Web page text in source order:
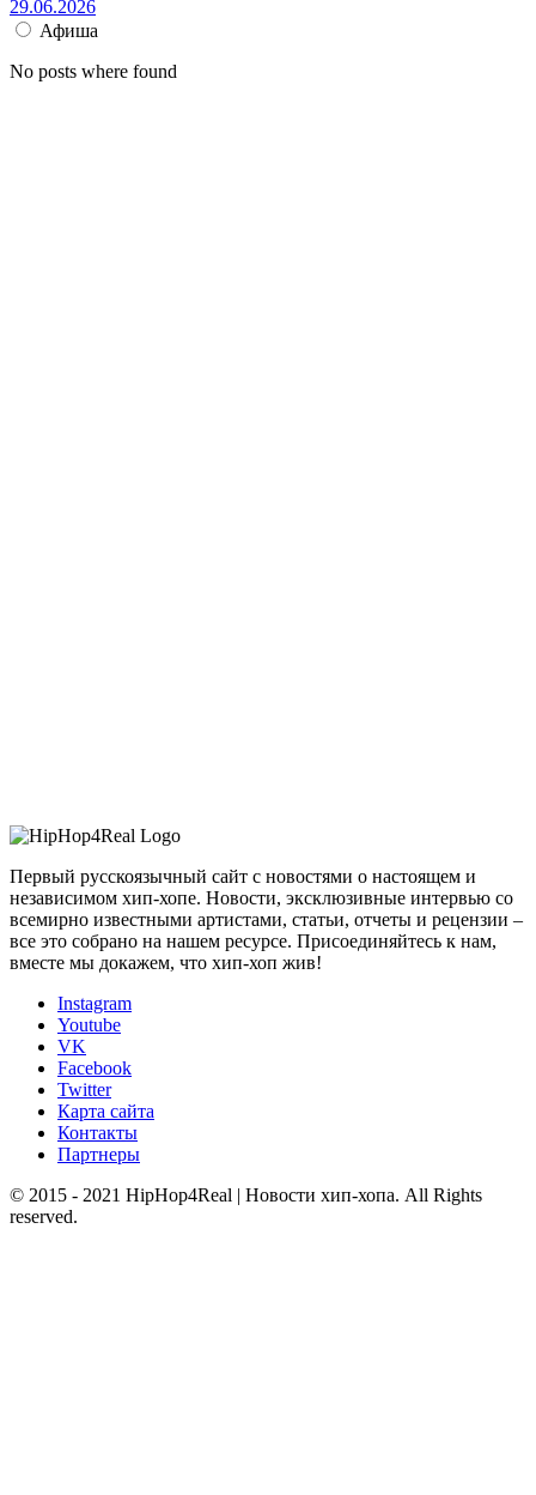
29.06.2026
Афиша
No posts where found
Первый русскоязычный сайт с новостями о настоящем и
независимом хип-хопе. Новости, эксклюзивные интервью со
всемирно известными артистами, статьи, отчеты и рецензии –
все это собрано на нашем ресурсе. Присоединяйтесь к нам,
вместе мы докажем, что хип-хоп жив!
Instagram
Youtube
VK
Facebook
Twitter
Карта сайта
Контакты
Партнеры
© 2015 - 2021 HipHop4Real | Новости хип-хопа. All Rights
reserved.